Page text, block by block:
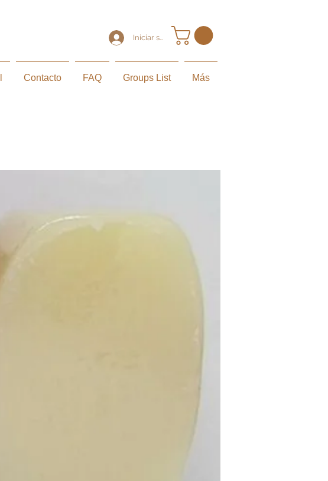
Iniciar sesión
Contacto FAQ Groups List Más